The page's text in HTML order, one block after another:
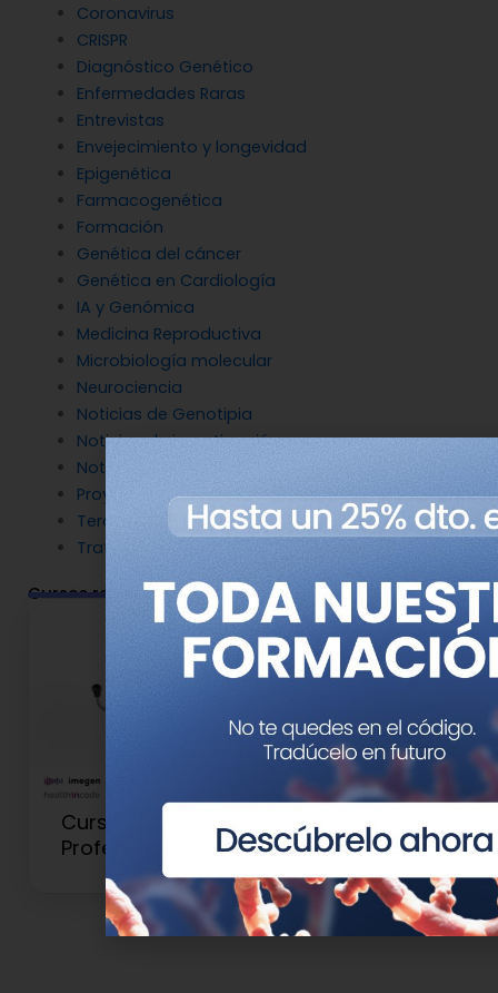
Coronavirus
CRISPR
Diagnóstico Genético
Enfermedades Raras
Entrevistas
Envejecimiento y longevidad
Epigenética
Farmacogenética
Formación
Genética del cáncer
Genética en Cardiología
IA y Genómica
Medicina Reproductiva
Microbiología molecular
Neurociencia
Noticias de Genotipia
Noticias de investigación
Noticias patrocinadas
Proyectos
Terapia Génica
Tratamientos
Cursos relacionados
Curso de Genética para
Profesionales Clínicos y Sanitarios